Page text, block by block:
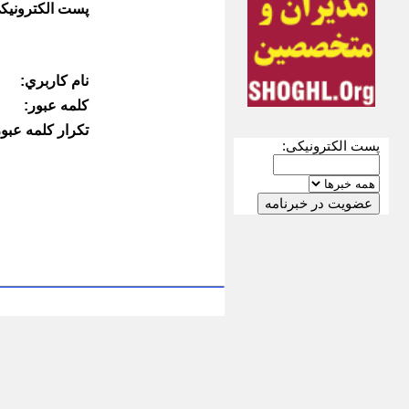
پست الکترونیکی:
پست
نام كاربري:
كلمه عبور:
تكرار كلمه